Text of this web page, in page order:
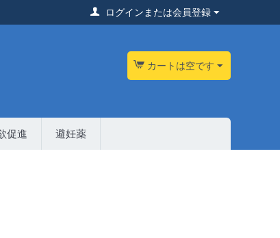
ログインまたは会員登録
カートは空です
促進 避妊薬